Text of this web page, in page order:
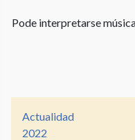
Actualidad
2022
Pode interpretarse